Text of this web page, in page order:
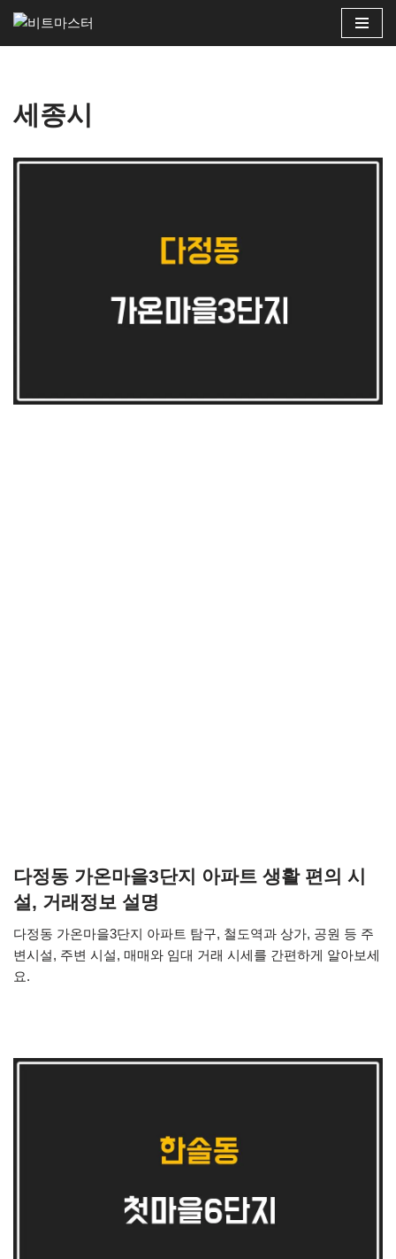
콘
로
세종시
다정동 가온마을3단지 아파트 생활 편의 시
설, 거래정보 설명
다정동 가온마을3단지 아파트 탐구, 철도역과 상가, 공원 등 주
변시설, 주변 시설, 매매와 임대 거래 시세를 간편하게 알아보세
요.